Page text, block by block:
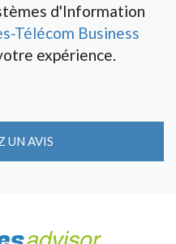
d'Information
Télécom Business
expérience.
UN AVIS